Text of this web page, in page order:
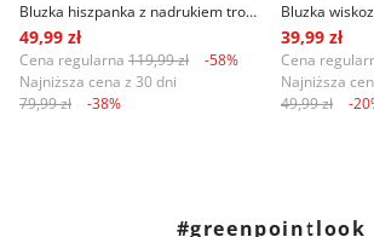
Bluzka hiszpanka z nadrukiem tropic różowo-zielona
49,99 zł
Cena regularna 119,99 zł
-58%
Najniższa cena z 30 dni
79,99 zł
-38%
Bluzka
39,99 zł
Cena
Najniższa
49,99 zł
-
#greenpointlook